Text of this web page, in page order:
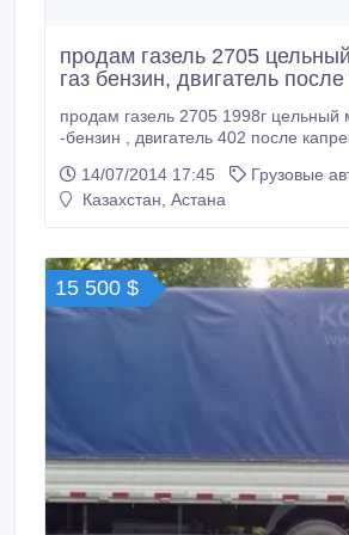
продам газель 2705
газ бензин, двигатель
продам газель 2705 1998г цельный металик, газ
-бензин , двигатель 402 после капремонта
14/07/2014 17:45
Грузовые
Казахстан, Астана
15 500 $